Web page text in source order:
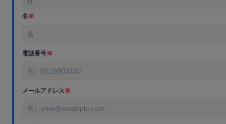
名※
電話番号※
メールアドレス※